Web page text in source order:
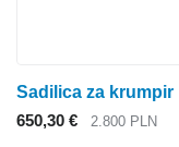
Sadilica za krumpir
650,30 €
2.800 PLN